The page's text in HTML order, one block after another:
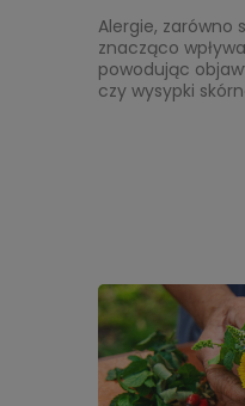
Alergie, zarówno
znacząco
powodując
czy wysypki
sięga po
uzupełnienie
lekarzem ani
artykule
metod, które
łagodzeniu